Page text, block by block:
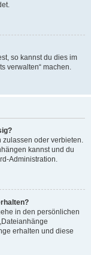
so kannst du dies im
verwalten“ machen.
zulassen oder verbieten.
kannst und du
Administration.
in den persönlichen
erhalten und diese